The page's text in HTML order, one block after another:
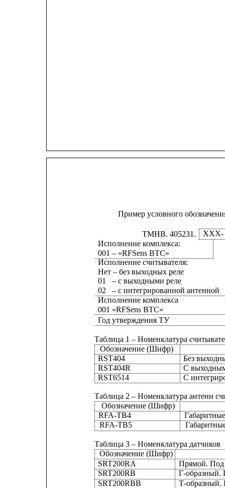
Пример условного
ТМНВ. 405231.
ХХХ-
Исполнение комплекса:
001 – «RFSens BTC»
Исполнение считывателя:
Нет – без выходных реле
01
– с выходными реле
02
– с интегрированной антенной
Исполнение комплекса
001 «RFSens BTC»
Год утверждения ТУ
Таблица 1 – Номенклатура
Обозначение (Шифр)
RST404 Без
RST404R
С
RST6514
С
Таблица 2 – Номенклатура антенн
Обозначение
RFA-ТВ4
RFA-ТВ5
Таблица 3 – Номенклатура датчиков
Обозначение (Шифр)
SRT200RA
SRT200RB
SRT200RBB
Прямой.
Г-образный.
Т-образный.